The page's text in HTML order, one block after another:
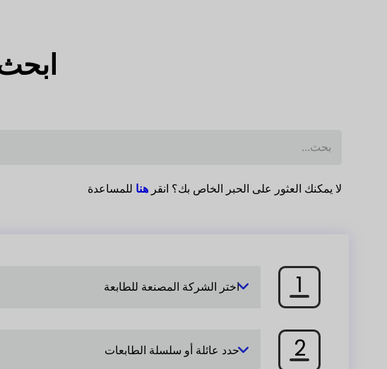
لا يمكنك العثور على الحبر الخاص بك؟ انقر هنا للمساعدة
1 اختر الشركة المصنعة للطابعة
2 حدد عائلة أو سلسلة الطابعات